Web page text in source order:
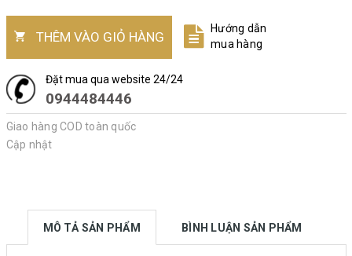
THÊM VÀO GIỎ HÀNG
Hướng dẫn
mua hàng
Đặt mua qua website 24/24
0944484446
Giao hàng COD toàn quốc
Cập nhật
MÔ TẢ SẢN PHẨM BÌNH LUẬN SẢN PHẨM